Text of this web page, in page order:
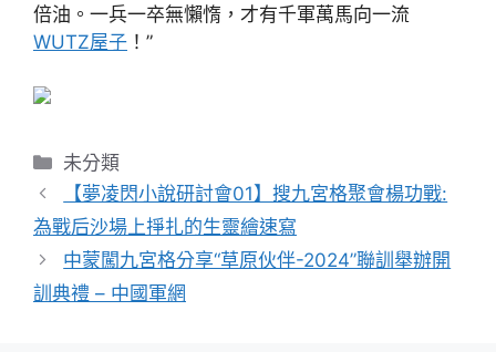
倍油。一兵一卒無懶惰，才有千軍萬馬向一流
WUTZ屋子 ！”
分
類
未分類
【夢凌閃小說研討會01】搜九宮格聚會楊功戰:
為戰后沙場上掙扎的生靈繪速寫
中蒙闖九宮格分享“草原伙伴-2024”聯訓舉辦開
訓典禮 – 中國軍網